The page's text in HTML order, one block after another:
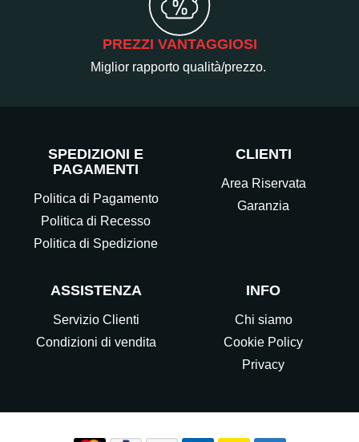
PREZZI VANTAGGIOSI
Miglior rapporto qualità/prezzo.
SPEDIZIONI E
PAGAMENTI
Politica di Pagamento
Politica di Recesso
Politica di Spedizione
CLIENTI
Area Riservata
Garanzia
ASSISTENZA
Servizio Clienti
Condizioni di vendita
INFO
Chi siamo
Cookie Policy
Privacy